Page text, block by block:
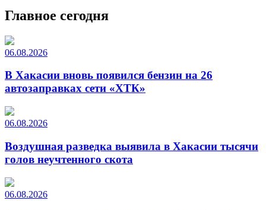
Главное сегодня
06.08.2026
В Хакасии вновь появился бензин на 26
автозаправках сети «ХТК»
06.08.2026
Воздушная разведка выявила в Хакасии тысячи
голов неучтенного скота
06.08.2026